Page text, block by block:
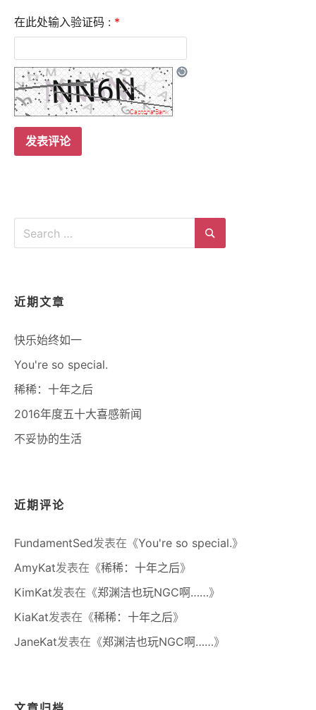
在此处输入验证码 : *
Search
for:
Search
近期文章
快乐始终如一
You're so special.
稀稀：十年之后
2016年度五十大喜感新闻
不妥协的生活
近期评论
FundamentSed发表在《You're so special.》
AmyKat发表在《稀稀：十年之后》
KimKat发表在《郑渊洁也玩NGC啊……》
KiaKat发表在《稀稀：十年之后》
JaneKat发表在《郑渊洁也玩NGC啊……》